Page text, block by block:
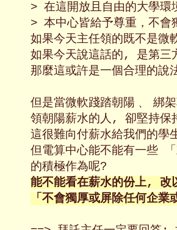
> 在這開放且自由的大學環
> 本中心皆給予尊重，不會
如果今天主任領的既不是
如果今天說這話的, 是第三
那麼這或許是一個合理的說
但是當微軟踐踏朝陽﹑ 綁
領朝陽薪水的人, 卻堅持
這很難向付薪水給我們的
但電算中心能不能有一些
的積極作為呢?
能不能看在薪水的份上,
「不會獨厚或屏除任何企